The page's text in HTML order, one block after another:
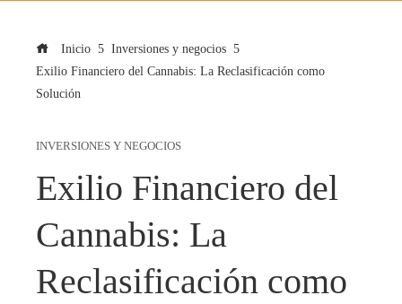
Inicio
Inversiones y negocios
Exilio Financiero del Cannabis: La Reclasificación como
Solución
INVERSIONES Y NEGOCIOS
Exilio Financiero del
Cannabis: La
Reclasificación como